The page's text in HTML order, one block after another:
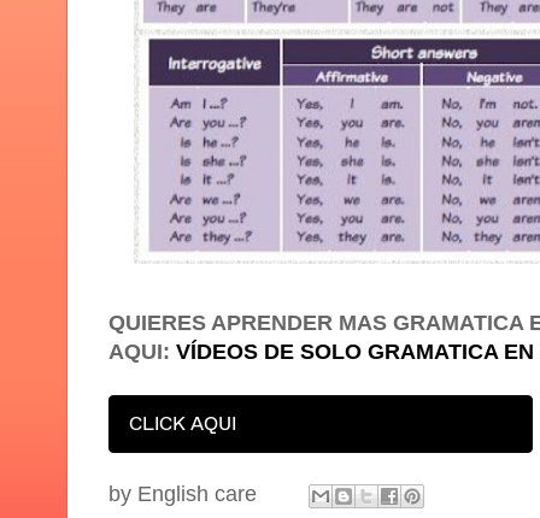
QUIERES APRENDER MAS GRAMATICA
AQUI: VÍDEOS DE SOLO GRAMATICA
CLICK AQUI
by English care